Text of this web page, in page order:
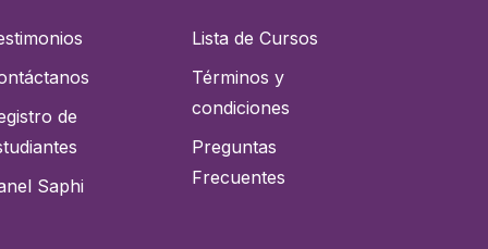
de
Saphi
Lista de Cursos
Términos y
condiciones
Preguntas
Frecuentes